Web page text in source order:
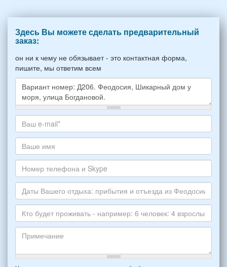
Здесь Вы можете сделать предварительный
заказ:
он ни к чему не обязывает - это контактная форма,
пишите, мы ответим всем
Какое
жилье
хотите
снять,
укажите
пожалуйста
НОМЕР
варианта:
*
Ваш
адрес
электронной
почты
*
Ваше
имя
Номер
телефона
и
Skype
Даты
Вашего
отдыха:
прибытия
отъезда
Кто
будет
-
Примечание